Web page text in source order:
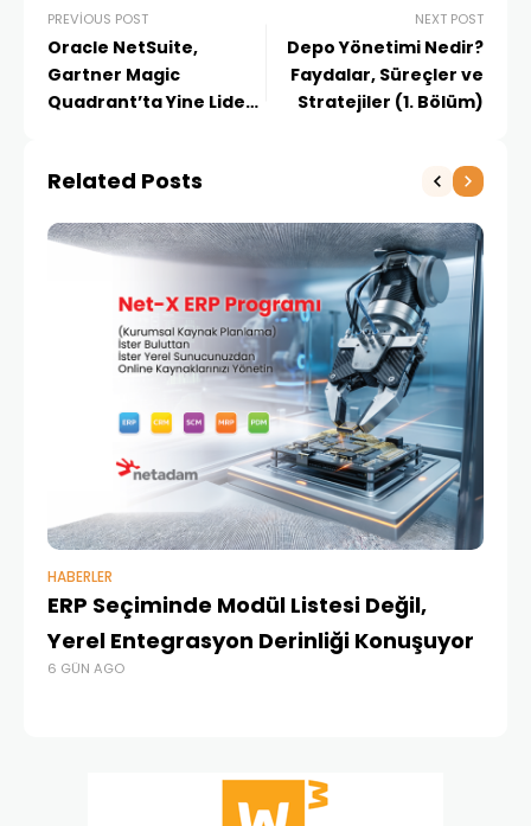
PREVIOUS POST
Oracle NetSuite,
Gartner Magic
Quadrant’ta Yine Lider
NEXT POST
Depo Yönetimi Nedir?
Faydalar, Süreçler ve
Stratejiler (1. Bölüm)
Related Posts
HABERLER
ERP Seçiminde Modül Listesi Değil,
Yerel Entegrasyon Derinliği Konuşuyor
6 GÜN AGO